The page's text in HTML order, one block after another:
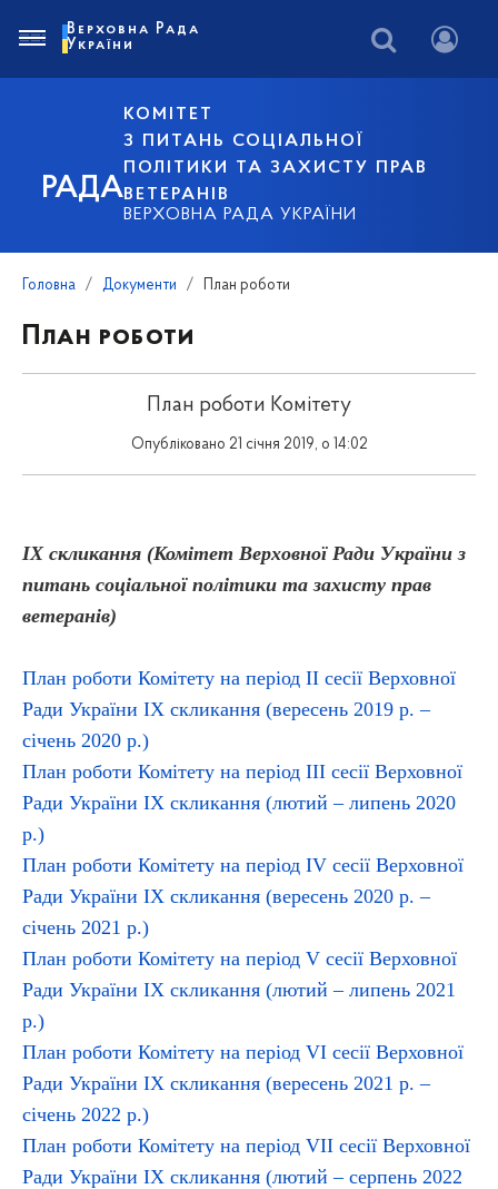
РАДА
КОМІТЕТ
З ПИТАНЬ СОЦІАЛЬНОЇ
ПОЛІТИКИ ТА ЗАХИСТУ ПРАВ
ВЕТЕРАНІВ
ВЕРХОВНА РАДА УКРАЇНИ
Верховна Рада
України
Головна Документи План роботи
План роботи
План роботи Комітету
Опубліковано 21 січня 2019, о 14:02
ІХ скликання (Комітет Верховної Ради України з
питань соціальної політики та захисту прав
ветеранів)
План роботи Комітету на період IІ сесії Верховної
Ради України ІХ скликання (вересень 2019 р. –
січень 2020 р.)
План роботи Комітету на період ІІІ сесії Верховної
Ради України ІХ скликання (лютий – липень 2020
р.)
План роботи Комітету на період IV сесії Верховної
Ради України ІХ скликання (вересень 2020 р. –
січень 2021 р.)
План роботи Комітету на період V сесії Верховної
Ради України ІХ скликання (лютий – липень 2021
р.)
План роботи Комітету на період VI сесії Верховної
Ради України ІХ скликання (вересень 2021 р. –
січень 2022 р.)
План роботи Комітету на період VІІ сесії Верховної
Ради України ІХ скликання (лютий – серпень 2022